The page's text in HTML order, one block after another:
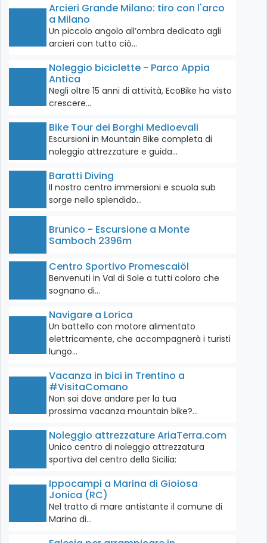
Arcieri Grande Milano: tiro con l'arco
a Milano
Un piccolo angolo all’ombra dedicato agli
arcieri con tutto ciò…
Noleggio biciclette - Parco Appia
Antica
Negli oltre 15 anni di attività, EcoBike ha visto
crescere…
Bike Tour dei Borghi Medioevali
Escursioni in Mountain Bike completa di
noleggio attrezzature e guida…
Baratti Diving
Il nostro centro immersioni e scuola sub
sorge nello splendido…
Brunico - Escursione a Monte
Samboch 2396m
Centro Sportivo Promescaiöl
Benvenuti in Val di Sole a tutti coloro che
sognano di…
Navigare a Lorica
Un battello con motore alimentato
elettricamente, che accompagnerà i turisti
lungo…
Vacanza in bici in Trentino a
#VisitaComano
Non sai dove andare per la tua
prossima vacanza mountain bike?…
Noleggio attrezzature AriaTerra.com
Unico centro di noleggio attrezzatura
sportiva del centro della Sicilia:
Ippocampi a Marina di Gioiosa
Jonica (RC)
Nel tratto di mare antistante il comune di
Marina di…